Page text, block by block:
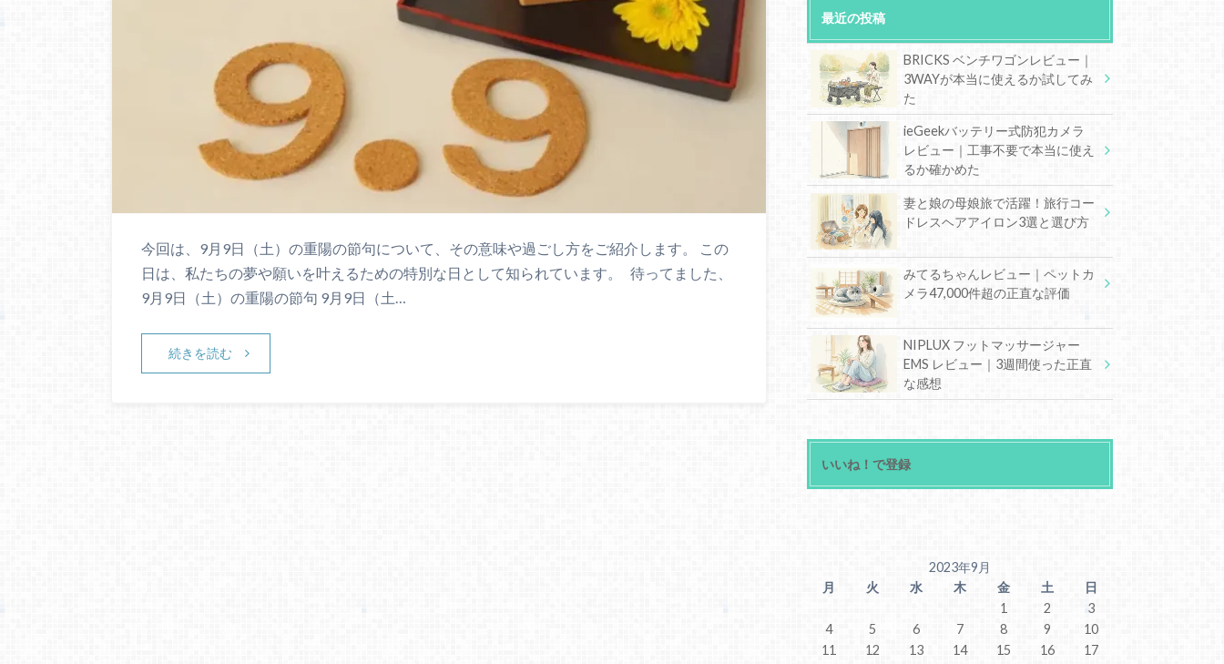
今回は、9月9日（土）の重陽の節句について、その意味や過ごし方をご紹介します。 この
日は、私たちの夢や願いを叶えるための特別な日として知られています。 待ってました、
9月9日（土）の重陽の節句 9月9日（土…
続きを読む
最近の投稿
BRICKS ベンチワゴンレビュー｜
3WAYが本当に使えるか試してみ
た
ieGeekバッテリー式防犯カメラ
レビュー｜工事不要で本当に使え
るか確かめた
妻と娘の母娘旅で活躍！旅行コー
ドレスヘアアイロン3選と選び方
みてるちゃんレビュー｜ペットカ
メラ47,000件超の正直な評価
NIPLUX フットマッサージャー
EMS レビュー｜3週間使った正直
な感想
いいね！で登録
2023年9月
月
火 水 木 金 土
日
1
2
3
4
5 6 7 8 9
10
11
12 13 14 15 16
17